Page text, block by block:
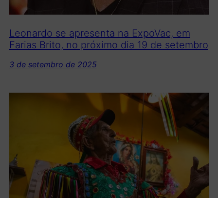
Leonardo se apresenta na ExpoVac, em
Farias Brito, no próximo dia 19 de setembro
3 de setembro de 2025